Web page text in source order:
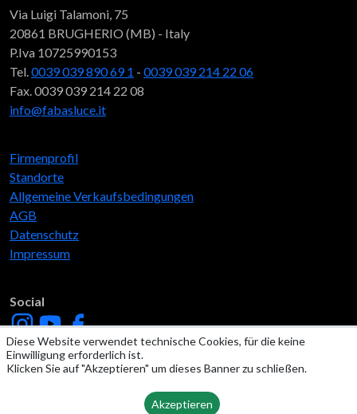
Diese Website verwendet technische Cookies, für die keine
Einwilligung erforderlich ist.
Klicken Sie auf "Akzeptieren" um dieses Banner zu schließen.
Akzeptieren
Via Luigi Talamoni, 75
20861 BRUGHERIO (MB) - Italy
P.Iva 10725990153
Tel.0039 039 890 69 1 - 0039 039 214 22 06
Fax. 0039 039 214 22 08
info@fabasluce.it
Firmenprofil
Standorte
Allgemeine Verkaufsbedingungen
AGB
Datenschutz
Impressum
Social